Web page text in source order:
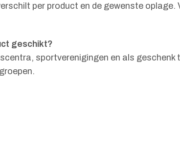
per product en de gewenste
geschikt?
sportverenigingen en als